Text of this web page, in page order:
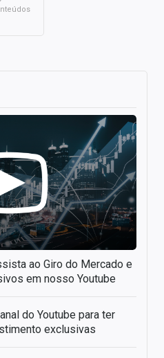
ao Giro do Mercado e
em nosso Youtube
do Youtube para ter
exclusivas